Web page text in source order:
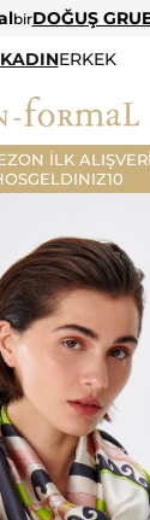
birDOĞUŞ
KADINERKEK
İLK